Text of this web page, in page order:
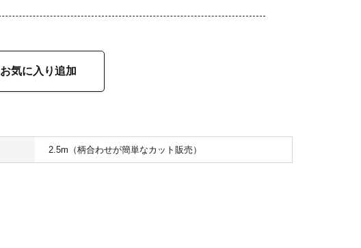
お気に入り追加
2.5m（柄合わせが簡単なカット販売）